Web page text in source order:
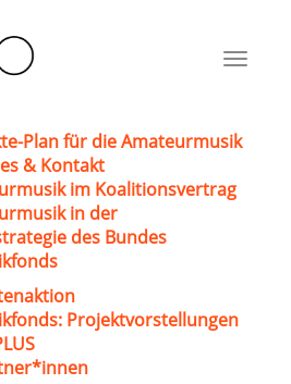
Toggle
Plan für die Amateurmusik
& Kontakt
im Koalitionsvertrag
in der
des Bundes
Projektvorstellungen